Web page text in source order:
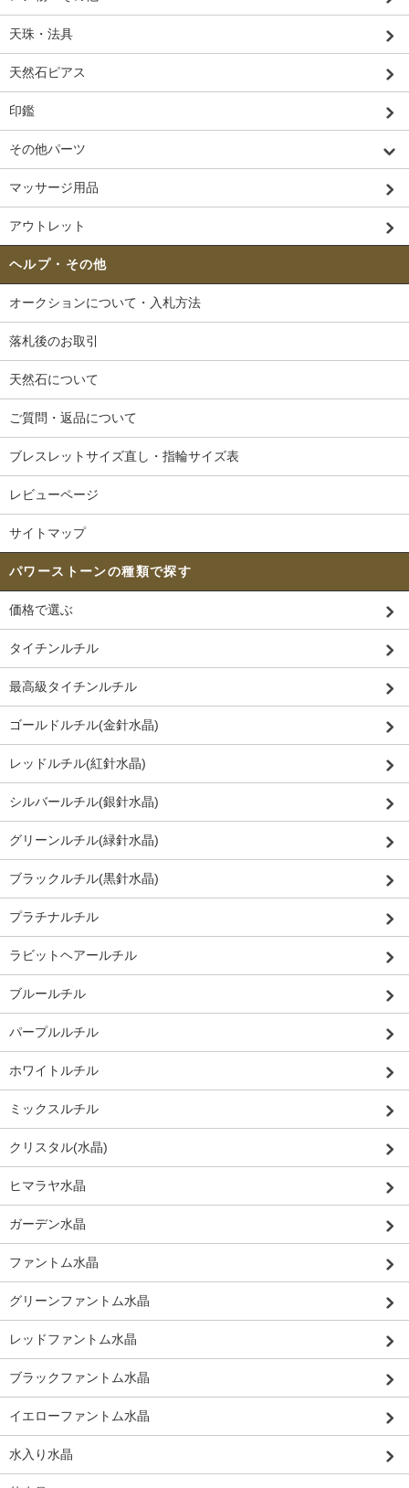
天珠・法具
天然石ピアス
印鑑
その他パーツ
マッサージ用品
アウトレット
ヘルプ・その他
オークションについて・入札方法
落札後のお取引
天然石について
ご質問・返品について
ブレスレットサイズ直し・指輪サイズ表
レビューページ
サイトマップ
パワーストーンの種類で探す
価格で選ぶ
タイチンルチル
最高級タイチンルチル
ゴールドルチル(金針水晶)
レッドルチル(紅針水晶)
シルバールチル(銀針水晶)
グリーンルチル(緑針水晶)
ブラックルチル(黒針水晶)
プラチナルチル
ラビットヘアールチル
ブルールチル
パープルルチル
ホワイトルチル
ミックスルチル
クリスタル(水晶)
ヒマラヤ水晶
ガーデン水晶
ファントム水晶
グリーンファントム水晶
レッドファントム水晶
ブラックファントム水晶
イエローファントム水晶
水入り水晶